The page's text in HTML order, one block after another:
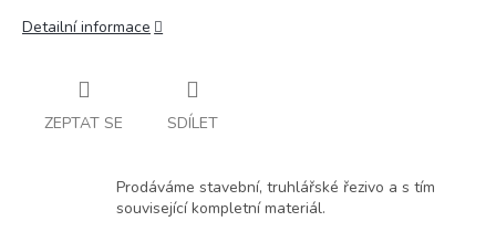
Detailní informace
ZEPTAT SE SDÍLET
Prodáváme stavební, truhlářské řezivo a s tím
související kompletní materiál.